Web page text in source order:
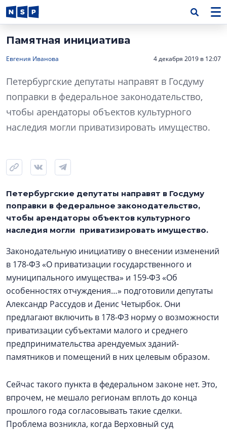
Памятная инициатива
Евгения Иванова 4 декабря 2019 в 12:07
Петербургские депутаты направят в Госдуму
поправки в федеральное законодательство,
чтобы арендаторы объектов культурного
наследия могли приватизировать имущество.
Петербургские депутаты направят в Госдуму
поправки в федеральное законодательство,
чтобы арендаторы объектов культурного
наследия могли приватизировать имущество.
Законодательную инициативу о внесении изменений
в 178-ФЗ «О приватизации государственного и
муниципального имущества» и 159-ФЗ «Об
особенностях отчуждения…» подготовили депутаты
Александр Рассудов и Денис Четырбок. Они
предлагают включить в 178-ФЗ норму о возможности
приватизации субъектами малого и среднего
предпринимательства арендуемых зданий-
памятников и помещений в них целевым образом.
Сейчас такого пункта в федеральном законе нет. Это,
впрочем, не мешало регионам вплоть до конца
прошлого года согласовывать такие сделки.
Проблема возникла, когда Верховный суд